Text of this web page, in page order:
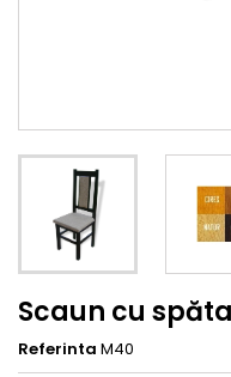
Scaun cu
Referinta M40